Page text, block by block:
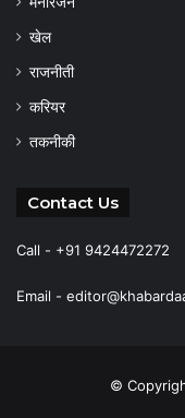
खेल
राजनीती
करियर
तकनीकी
Contact Us
Call - +91 9424472272
Email -
©